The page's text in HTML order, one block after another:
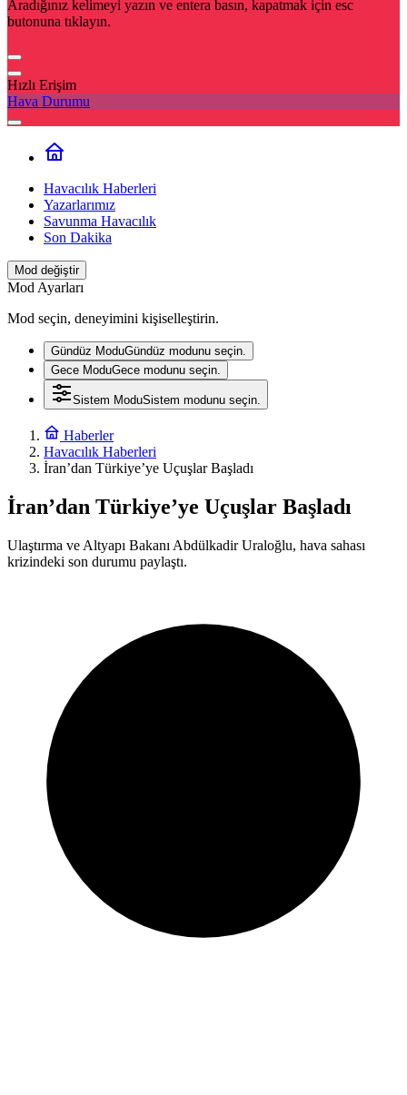
Aradığınız kelimeyi yazın ve entera basın, kapatmak için esc
butonuna tıklayın.
Hızlı Erişim
Hava Durumu
Havacılık Haberleri
Yazarlarımız
Savunma Havacılık
Son Dakika
Mod değiştir
Mod Ayarları
Mod seçin, deneyimini kişiselleştirin.
Gündüz ModuGündüz modunu seçin.
Gece ModuGece modunu seçin.
Sistem ModuSistem modunu seçin.
Haberler
Havacılık Haberleri
İran’dan Türkiye’ye Uçuşlar Başladı
İran’dan Türkiye’ye Uçuşlar Başladı
Ulaştırma ve Altyapı Bakanı Abdülkadir Uraloğlu, hava sahası
krizindeki son durumu paylaştı.